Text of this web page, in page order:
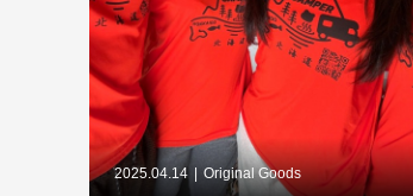
2025.04.14 Original Goods